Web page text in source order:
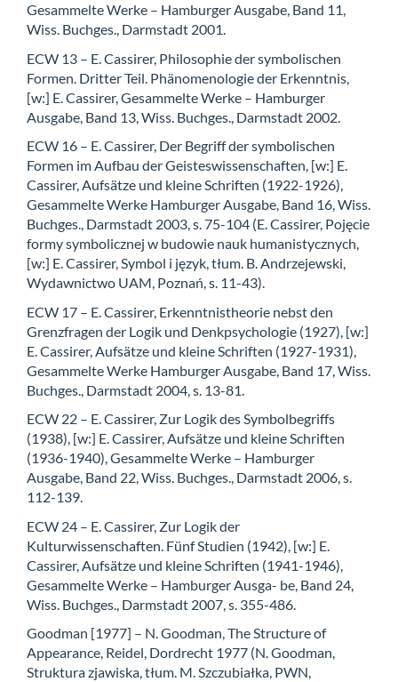
Gesammelte Werke – Hamburger Ausgabe, Band 11,
Wiss. Buchges., Darmstadt 2001.
ECW 13 – E. Cassirer, Philosophie der symbolischen
Formen. Dritter Teil. Phänomenologie der Erkenntnis,
[w:] E. Cassirer, Gesammelte Werke – Hamburger
Ausgabe, Band 13, Wiss. Buchges., Darmstadt 2002.
ECW 16 – E. Cassirer, Der Begriff der symbolischen
Formen im Aufbau der Geisteswissenschaften, [w:] E.
Cassirer, Aufsätze und kleine Schriften (1922-1926),
Gesammelte Werke Hamburger Ausgabe, Band 16, Wiss.
Buchges., Darmstadt 2003, s. 75-104 (E. Cassirer, Pojęcie
formy symbolicznej w budowie nauk humanistycznych,
[w:] E. Cassirer, Symbol i język, tłum. B. Andrzejewski,
Wydawnictwo UAM, Poznań, s. 11-43).
ECW 17 – E. Cassirer, Erkenntnistheorie nebst den
Grenzfragen der Logik und Denkpsychologie (1927), [w:]
E. Cassirer, Aufsätze und kleine Schriften (1927-1931),
Gesammelte Werke Hamburger Ausgabe, Band 17, Wiss.
Buchges., Darmstadt 2004, s. 13-81.
ECW 22 – E. Cassirer, Zur Logik des Symbolbegriffs
(1938), [w:] E. Cassirer, Aufsätze und kleine Schriften
(1936-1940), Gesammelte Werke – Hamburger
Ausgabe, Band 22, Wiss. Buchges., Darmstadt 2006, s.
112-139.
ECW 24 – E. Cassirer, Zur Logik der
Kulturwissenschaften. Fünf Studien (1942), [w:] E.
Cassirer, Aufsätze und kleine Schriften (1941-1946),
Gesammelte Werke – Hamburger Ausga- be, Band 24,
Wiss. Buchges., Darmstadt 2007, s. 355-486.
Goodman [1977] – N. Goodman, The Structure of
Appearance, Reidel, Dordrecht 1977 (N. Goodman,
Struktura zjawiska, tłum. M. Szczubiałka, PWN,